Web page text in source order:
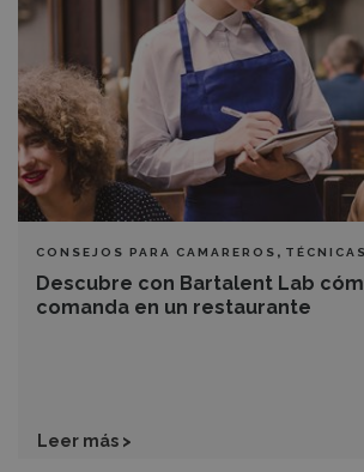
CONSEJOS PARA CAMAREROS ,
BARRA
Descubre con Bartalent Lab
comanda en un restaurante
Leer más >
cómo
una
comanda
en
un
restaurante